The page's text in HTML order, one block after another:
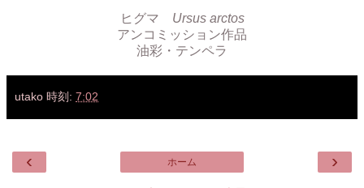
ヒグマ Ursus arctos
アンコミッション作品
油彩・テンペラ
utako 時刻: 7:02
‹ ›
ホーム